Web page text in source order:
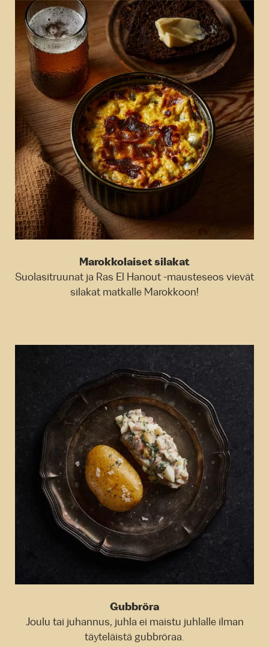
Marokkolaiset silakat
Suolasitruunat ja Ras El Hanout -mausteseos vievät
silakat matkalle Marokkoon!
Gubbröra
Joulu tai juhannus, juhla ei maistu juhlalle ilman
täyteläistä gubbröraa.